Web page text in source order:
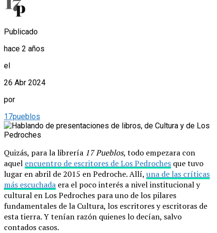
Publicado
hace 2 años
el
26 Abr 2024
por
17pueblos
Quizás, para la librería 17 Pueblos, todo empezara con
aquel encuentro de escritores de Los Pedroches que tuvo
lugar en abril de 2015 en Pedroche. Allí, una de las críticas
más escuchada era el poco interés a nivel institucional y
cultural en Los Pedroches para uno de los pilares
fundamentales de la Cultura, los escritores y escritoras de
esta tierra. Y tenían razón quienes lo decían, salvo
contados casos.